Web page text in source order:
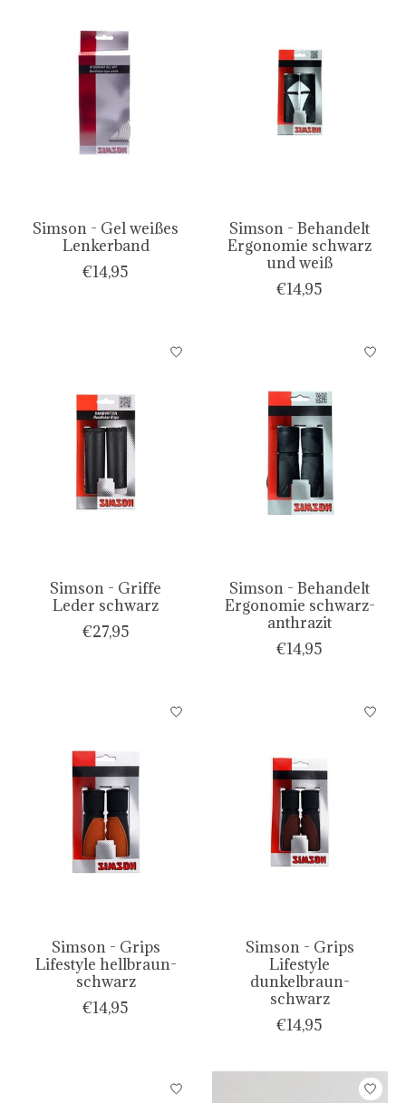
Simson - Gel weißes
Lenkerband
€14,95
Simson - Behandelt
Ergonomie schwarz
und weiß
€14,95
Simson - Griffe
Leder schwarz
€27,95
Simson - Behandelt
Ergonomie schwarz-
anthrazit
€14,95
Simson - Grips
Lifestyle hellbraun-
schwarz
€14,95
Simson - Grips
Lifestyle
dunkelbraun-
schwarz
€14,95